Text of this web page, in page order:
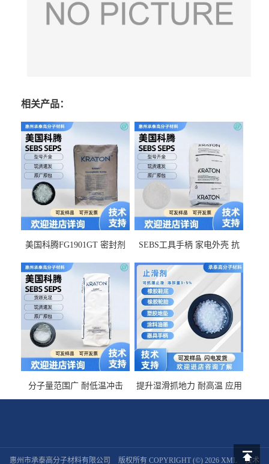
相关产品：
美国科腾FG1901GT 密封剂
佳 透明级
SEBS工具手柄 家电外壳 抗
耐候G1653VO
分子量范围广 耐低温冲击
SEBS G1650MU 美国科腾 增
提升湿滑抓地力 耐高温 应用
于特种轮胎 TPR鞋底 涂料油
惠州市承泰高分子材料有限公司 版权所有 COPYRIGHT (©) 2026 XML 技术